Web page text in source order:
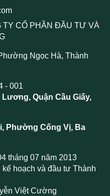
TY CỔ PHẦN ĐẦU TƯ VÀ
Ngọc Hà, Thành
- 001
Quận Cầu Giấy,
Phường Cống Vị, Ba
tháng 07 năm 2013
hoạch và đầu tư Thành
Việt Cường